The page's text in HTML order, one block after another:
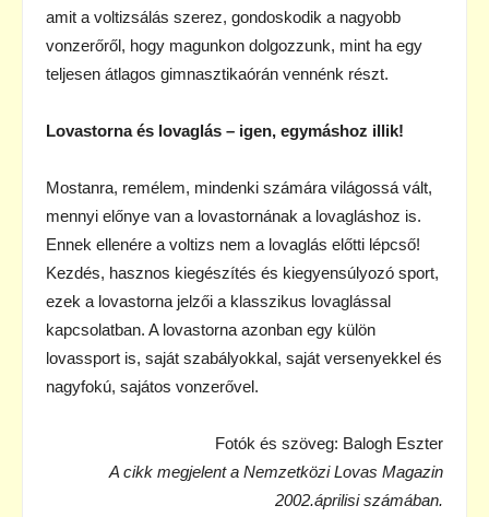
amit a voltizsálás szerez, gondoskodik a nagyobb
vonzerőről, hogy magunkon dolgozzunk, mint ha egy
teljesen átlagos gimnasztikaórán vennénk részt.
Lovastorna és lovaglás – igen, egymáshoz illik!
Mostanra, remélem, mindenki számára világossá vált,
mennyi előnye van a lovastornának a lovagláshoz is.
Ennek ellenére a voltizs nem a lovaglás előtti lépcső!
Kezdés, hasznos kiegészítés és kiegyensúlyozó sport,
ezek a lovastorna jelzői a klasszikus lovaglással
kapcsolatban. A lovastorna azonban egy külön
lovassport is, saját szabályokkal, saját versenyekkel és
nagyfokú, sajátos vonzerővel.
Fotók és szöveg: Balogh Eszter
A cikk megjelent a Nemzetközi Lovas Magazin
2002.áprilisi számában.